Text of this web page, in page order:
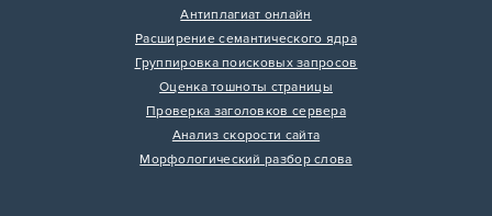
Антиплагиат онлайн
Расширение семантического ядра
Группировка поисковых запросов
Оценка тошноты страницы
Проверка заголовков сервера
Анализ скорости сайта
Морфологический разбор слова